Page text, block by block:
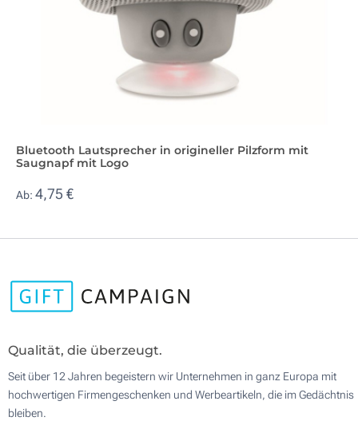
Bluetooth Lautsprecher in origineller Pilzform mit
Saugnapf mit Logo
Ab: 4,75 €
Qualität, die überzeugt.
Seit über 12 Jahren begeistern wir Unternehmen in ganz Europa mit
hochwertigen Firmengeschenken und Werbeartikeln, die im Gedächtnis
bleiben.